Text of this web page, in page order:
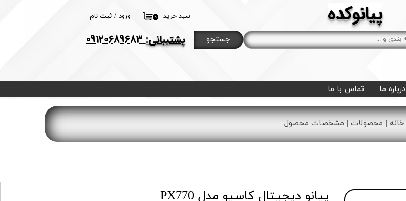
۰ سبد خرید
درباره ما تماس با ما
ورود / ثبت نام
کاربری
پیانوکده
جستجو ​پشتیبانی:09120689683
خانه | محصولات | مشخصات محصول
پیانو دیجیتال کاسیو مدل PX770